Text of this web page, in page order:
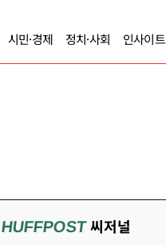
시민·경제 정치·사회 인사이트
HUFFPOST씨저널